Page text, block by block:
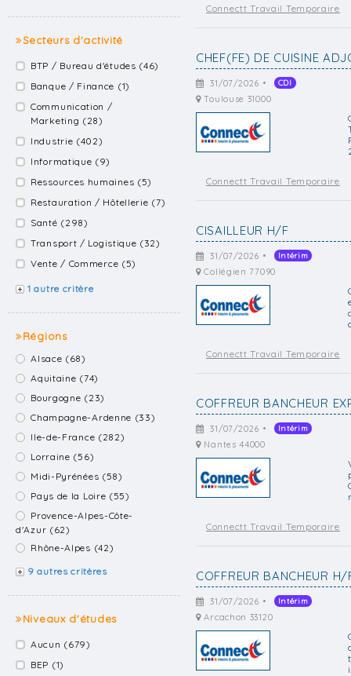
Secteurs d'activité
BTP / Bureau d'études (46)
Banque / Finance (1)
Communication /
Marketing (28)
Industrie (402)
Informatique (9)
Ressources humaines (5)
Restauration / Hôtellerie (7)
Santé (298)
Transport / Logistique (32)
Vente / Commerce (5)
1 autre critère
Régions
Alsace (68)
Aquitaine (74)
Bourgogne (23)
Champagne-Ardenne (33)
Ile-de-France (282)
Lorraine (56)
Midi-Pyrénées (58)
Pays de la Loire (55)
Provence-Alpes-Côte-
d'Azur (62)
Rhône-Alpes (42)
9 autres critères
Niveaux d'études
Aucun (679)
BEP (1)
Connectt Travail Temporaire
CHEF(FE) DE CUISINE
31/07/2026 • CDI
Toulouse 31000
Connectt Travail Temporaire
CISAILLEUR H/F
31/07/2026 • Intérim
Collégien 77090
Connectt Travail Temporaire
COFFREUR BANCHEUR
31/07/2026 • Intérim
Nantes 44000
Connectt Travail Temporaire
COFFREUR BANCHEUR H/
31/07/2026 • Intérim
Arcachon 33120